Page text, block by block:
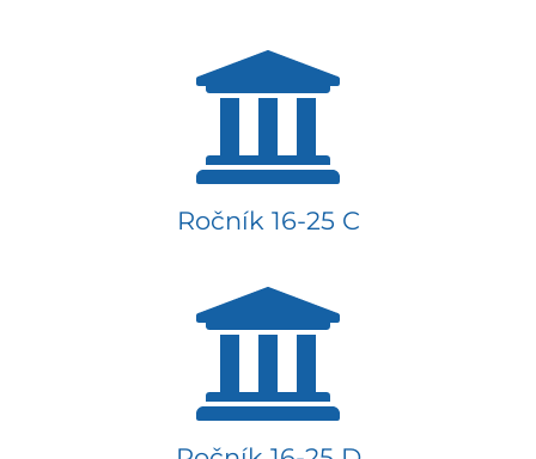
Ročník 16-25 C